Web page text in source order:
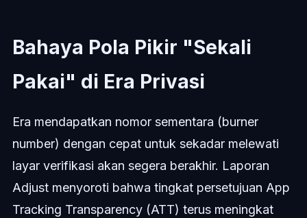
Bahaya Pola Pikir "Sekali
Pakai" di Era Privasi
Era mendapatkan nomor sementara (burner
number) dengan cepat untuk sekadar melewati
layar verifikasi akan segera berakhir. Laporan
Adjust menyoroti bahwa tingkat persetujuan App
Tracking Transparency (ATT) terus meningkat